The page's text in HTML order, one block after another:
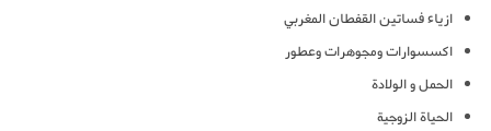
ازياء فساتين القفطان المغربي
اكسسوارات ومجوهرات وعطور
الحمل و الولادة
الحياة الزوجية